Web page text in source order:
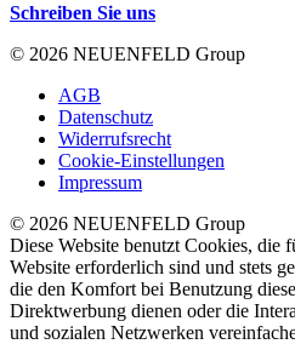
Schreiben Sie uns
© 2026 NEUENFELD Group
AGB
Datenschutz
Widerrufsrecht
Cookie-Einstellungen
Impressum
© 2026 NEUENFELD Group
Diese Website benutzt Cookies, die
Website erforderlich sind und stets
die den Komfort bei Benutzung
Direktwerbung dienen oder die
und sozialen Netzwerken